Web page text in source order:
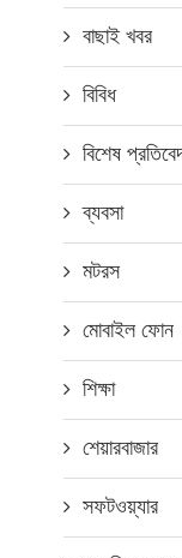
বাছাই খবর
বিবিধ
বিশেষ
ব্যবসা
মটরস
মোবাইল ফোন
শিক্ষা
শেয়ারবাজার
সফটওয়্যার